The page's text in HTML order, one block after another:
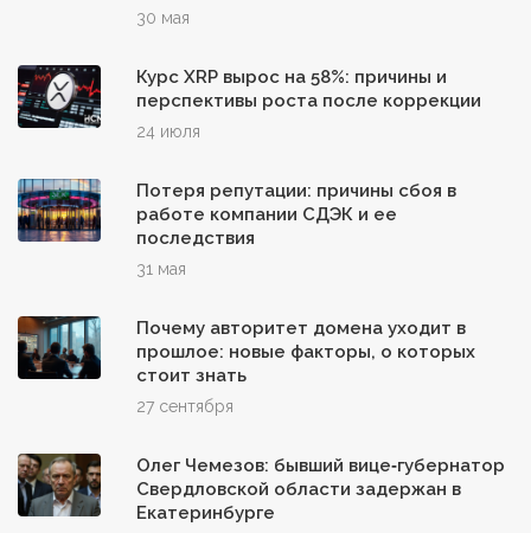
30 мая
Курс XRP вырос на 58%: причины и
перспективы роста после коррекции
24 июля
Потеря репутации: причины сбоя в
работе компании СДЭК и ее
последствия
31 мая
Почему авторитет домена уходит в
прошлое: новые факторы, о которых
стоит знать
27 сентября
Олег Чемезов: бывший вице‑губернатор
Свердловской области задержан в
Екатеринбурге